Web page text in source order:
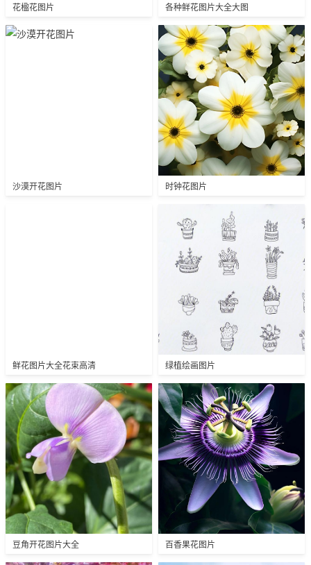
花楹花图片 各种鲜花图片大全大图
沙漠开花图片 时钟花图片
鲜花图片大全花束高清 绿植绘画图片
豆角开花图片大全 百香果花图片